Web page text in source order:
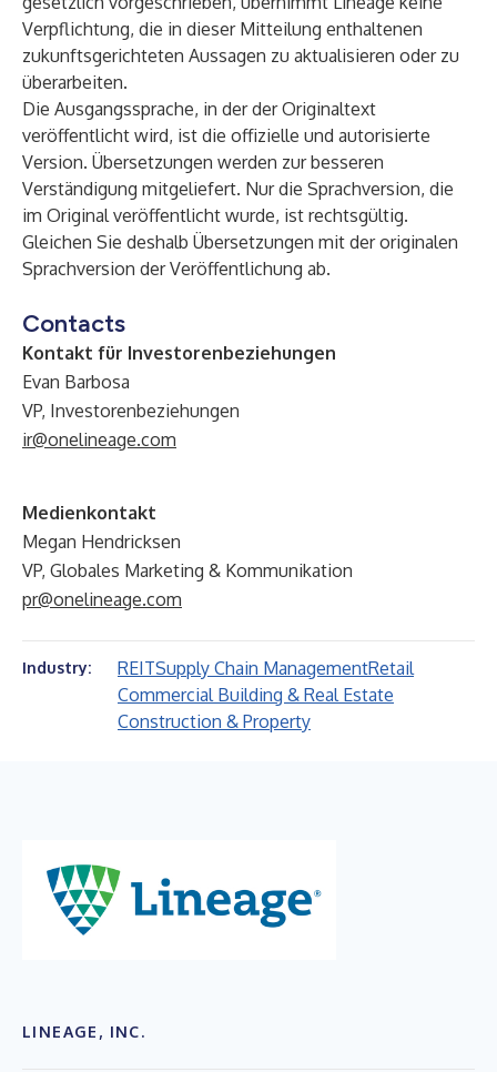
Verpflichtung, die in dieser Mitteilung enthaltenen
zukunftsgerichteten Aussagen zu aktualisieren oder zu
überarbeiten.
Die Ausgangssprache, in der der Originaltext
veröffentlicht wird, ist die offizielle und autorisierte
Version. Übersetzungen werden zur besseren
Verständigung mitgeliefert. Nur die Sprachversion, die
im Original veröffentlicht wurde, ist rechtsgültig.
Gleichen Sie deshalb Übersetzungen mit der originalen
Sprachversion der Veröffentlichung ab.
Contacts
Kontakt für Investorenbeziehungen
Evan Barbosa
VP, Investorenbeziehungen
ir@onelineage.com
Medienkontakt
Megan Hendricksen
VP, Globales Marketing & Kommunikation
pr@onelineage.com
Industry: REITSupply Chain ManagementRetail
Commercial Building & Real Estate
Construction & Property
LINEAGE, INC.